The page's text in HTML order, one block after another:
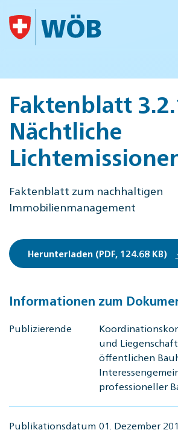
Skip to main content
Faktenblatt
Nächtliche
Faktenblatt zum nachhaltigen
Immobilienmanagement
Herunterladen (PDF, 124.68 KB)
Informationen zum
Publizierende
und
öffentlichen
professioneller
Publikationsdatum 01. Dezember